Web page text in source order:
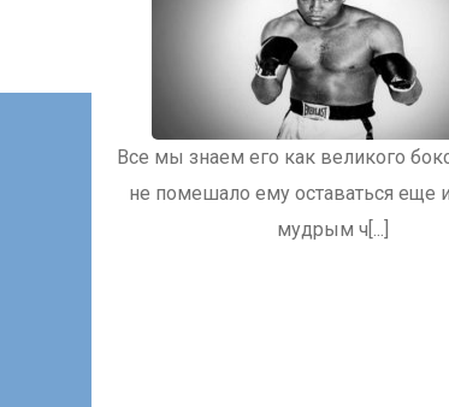
Все мы знаем его как великого
не помешало ему оставаться еще
мудрым ч[...]